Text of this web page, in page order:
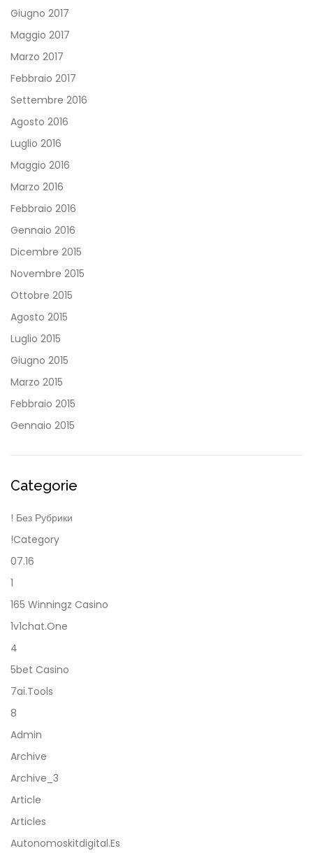
Giugno 2017
Maggio 2017
Marzo 2017
Febbraio 2017
Settembre 2016
Agosto 2016
Luglio 2016
Maggio 2016
Marzo 2016
Febbraio 2016
Gennaio 2016
Dicembre 2015
Novembre 2015
Ottobre 2015
Agosto 2015
Luglio 2015
Giugno 2015
Marzo 2015
Febbraio 2015
Gennaio 2015
Categorie
! Без Рубрики
!Category
07.16
1
165 Winningz Casino
1v1chat.one
4
5bet Casino
7ai.tools
8
Admin
Archive
Archive_3
Article
Articles
Autonomoskitdigital.es